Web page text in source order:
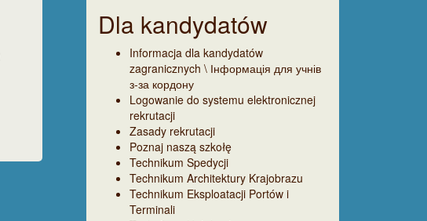
Dla kandydatów
Informacja dla kandydatów
zagranicznych \ Інформація для учнів
з-за кордону
Logowanie do systemu elektronicznej
rekrutacji
Zasady rekrutacji
Poznaj naszą szkołę
Technikum Spedycji
Technikum Architektury Krajobrazu
Technikum Eksploatacji Portów i
Terminali